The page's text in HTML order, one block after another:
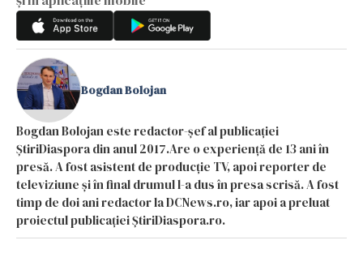
Bogdan Bolojan
Bogdan Bolojan este redactor-șef al publicației
ȘtiriDiaspora din anul 2017.Are o experiență de 13 ani în
presă. A fost asistent de producție TV, apoi reporter de
televiziune și în final drumul l-a dus în presa scrisă. A fost
timp de doi ani redactor la DCNews.ro, iar apoi a preluat
proiectul publicației ȘtiriDiaspora.ro.